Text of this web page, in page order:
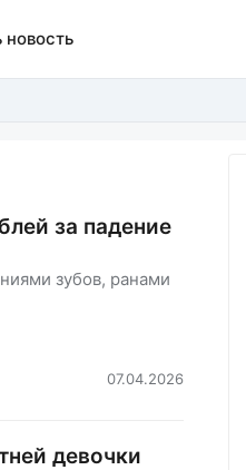
новость
за падение
зубов, ранами
07.04.2026
девочки